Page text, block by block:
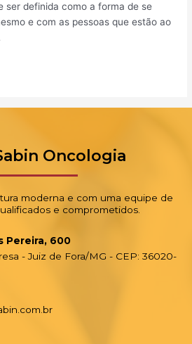
ser definida como a forma de se
e com as pessoas que estão ao
Oncologia
moderna e com uma equipe de
e comprometidos.
Pereira, 600
- Juiz de Fora/MG - CEP: 36020-